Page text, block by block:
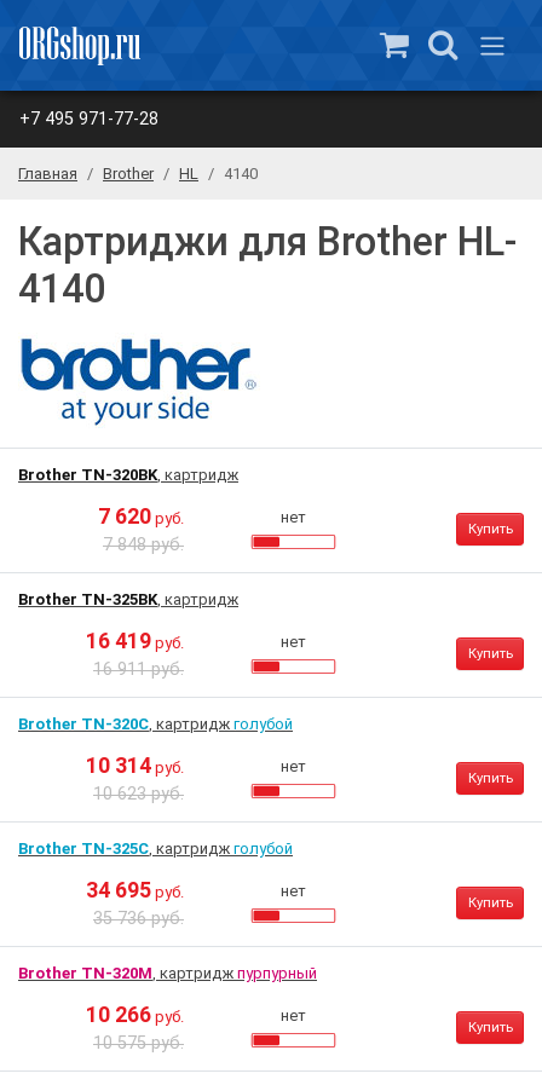
+7 495 971-77-28
Главная Brother HL 4140
Картриджи для Brother HL-
4140
Brother TN-320BK, картридж
7 620 руб.
7 848 руб.
нет
Купить
Brother TN-325BK, картридж
16 419 руб.
16 911 руб.
нет
Купить
Brother TN-320C, картридж голубой
10 314 руб.
10 623 руб.
нет
Купить
Brother TN-325C, картридж голубой
34 695 руб.
35 736 руб.
нет
Купить
Brother TN-320M, картридж пурпурный
10 266 руб.
10 575 руб.
нет
Купить